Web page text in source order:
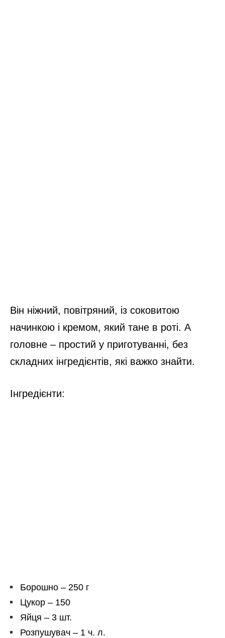
Він ніжний, повітряний, із соковитою
начинкою і кремом, який тане в роті. А
головне – простий у приготуванні, без
складних інгредієнтів, які важко знайти.
Інгредієнти:
Борошно – 250 г
Цукор – 150
Яйця – 3 шт.
Розпушувач – 1 ч. л.